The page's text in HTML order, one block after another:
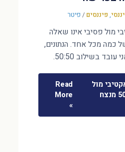
, פיננסים / פיטר
מול פסיבי אינו שאלה
כמה מכל אחד. הנתונים,
בשילוב 50:50.
מול
פסיבי: למה 50:50 מנצח
Read
More
»